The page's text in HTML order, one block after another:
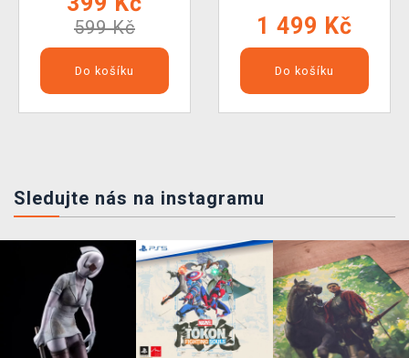
599 Kč
Do košíku
1 499 Kč
Do košíku
Sledujte nás na instagramu